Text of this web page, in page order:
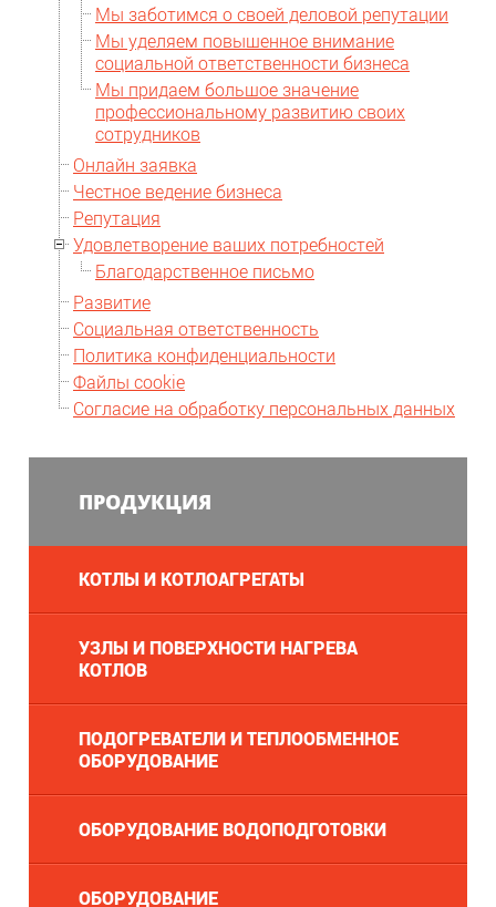
Мы заботимся о своей деловой репутации
Мы уделяем повышенное внимание
социальной ответственности бизнеса
Мы придаем большое значение
профессиональному развитию своих
сотрудников
Онлайн заявка
Честное ведение бизнеса
Репутация
Удовлетворение ваших потребностей
Благодарственное письмо
Развитие
Социальная ответственность
Политика конфиденциальности
Файлы cookie
Согласие на обработку персональных данных
ПРОДУКЦИЯ
КОТЛЫ И КОТЛОАГРЕГАТЫ
УЗЛЫ И ПОВЕРХНОСТИ НАГРЕВА
КОТЛОВ
ПОДОГРЕВАТЕЛИ И ТЕПЛООБМЕННОЕ
ОБОРУДОВАНИЕ
ОБОРУДОВАНИЕ ВОДОПОДГОТОВКИ
ОБОРУДОВАНИЕ